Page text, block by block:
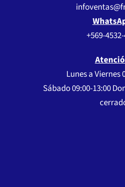
+569-
Lunes a Viernes
Sábado 09:00-13:00